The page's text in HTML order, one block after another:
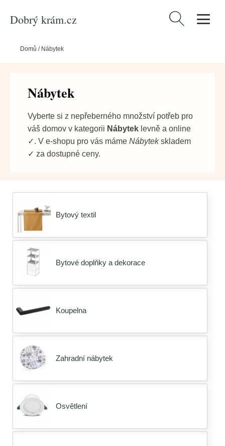
Dobrý krám.cz Vyhledávání
Domů / Nábytek
Nábytek
Vyberte si z nepřeberného množství potřeb pro
váš domov v kategorii Nábytek levně a online
✓. V e-shopu pro vás máme Nábytekskladem
✓ za dostupné ceny.
Bytový textil
Bytové doplňky a dekorace
Koupelna
Zahradní nábytek
Osvětlení